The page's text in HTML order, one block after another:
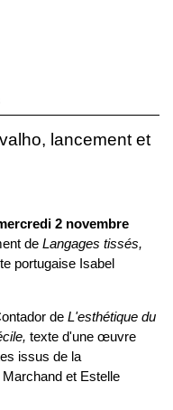
lancement et
2 novembre
de Langages tissés,
portugaise Isabel
de L'esthétique du
texte d'une œuvre
issus de la
et Estelle